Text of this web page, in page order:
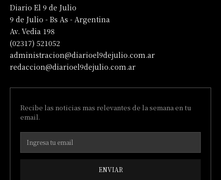
Diario El 9 de Julio
9 de Julio - Bs As - Argentina
Av. Vedia 198
(02317) 521052
administracion@diarioel9dejulio.com.ar
redaccion@diarioel9dejulio.com.ar
Recibe las noticias mas relevantes de la semana en tu
email.
ENVIAR